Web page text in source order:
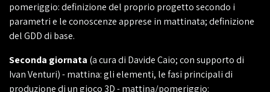
pomeriggio: definizione del proprio progetto secondo i
parametri e le conoscenze apprese in mattinata; definizione
del GDD di base.
Seconda giornata (a cura di Davide Caio; con supporto di
Ivan Venturi) - mattina: gli elementi, le fasi principali di
produzione di un gioco 3D - mattina/pomeriggio: